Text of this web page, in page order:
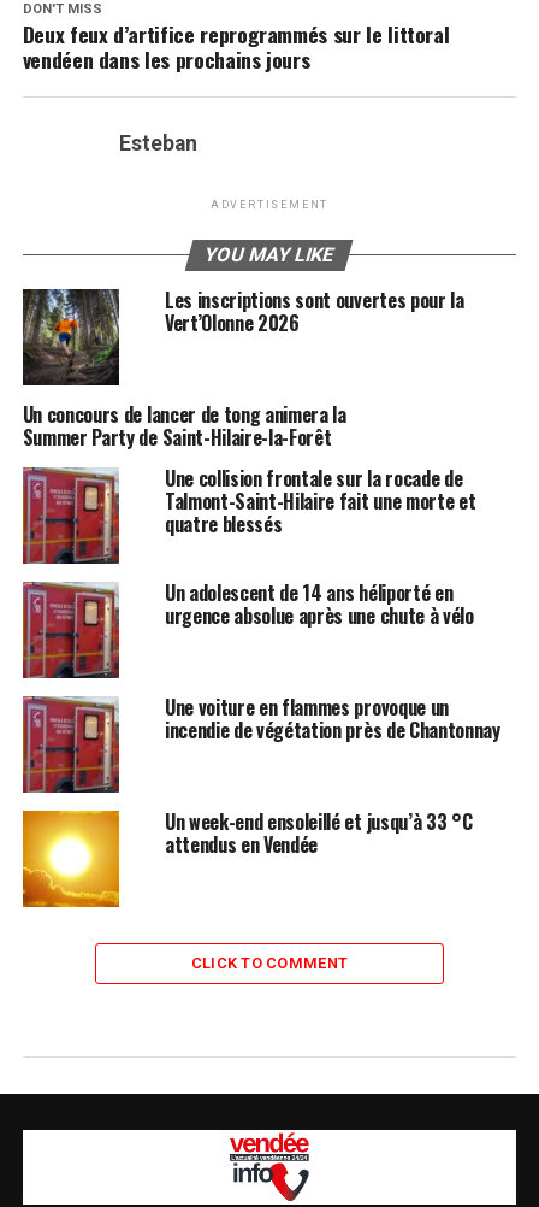
DON'T MISS
Deux feux d’artifice reprogrammés sur le littoral
vendéen dans les prochains jours
Esteban
ADVERTISEMENT
YOU MAY LIKE
Les inscriptions sont ouvertes pour la
Vert’Olonne 2026
Un concours de lancer de tong animera la
Summer Party de Saint-Hilaire-la-Forêt
Une collision frontale sur la rocade de
Talmont-Saint-Hilaire fait une morte et
quatre blessés
Un adolescent de 14 ans héliporté en
urgence absolue après une chute à vélo
Une voiture en flammes provoque un
incendie de végétation près de Chantonnay
Un week-end ensoleillé et jusqu’à 33 °C
attendus en Vendée
CLICK TO COMMENT